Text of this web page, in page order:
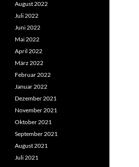
August 2022
Juli 2022
Juni 2022
Mai 2022
April 2022
März 2022
Februar 2022
Januar 2022
Dezember 2021
November 2021
Oktober 2021
September 2021
August 2021
Juli 2021